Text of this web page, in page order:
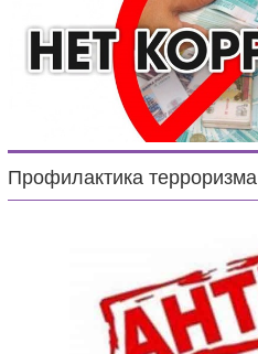
Профилактика терроризма